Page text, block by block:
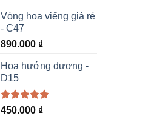
5 sao
Vòng hoa viếng giá rẻ
- C47
890.000 ₫
Hoa hướng dương -
D15
Được xếp
450.000 ₫